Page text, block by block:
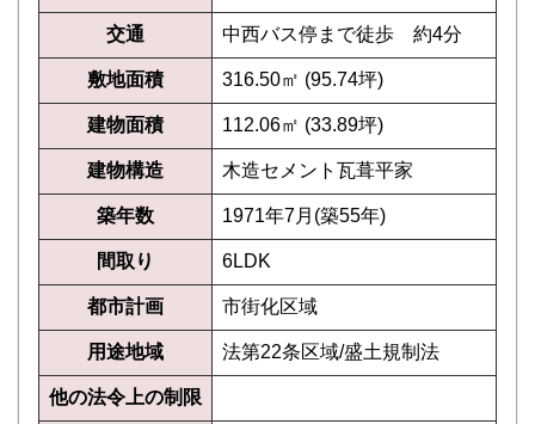
交通 中西バス停まで徒歩 約4分
敷地面積 316.50㎡ (95.74坪)
建物面積 112.06㎡ (33.89坪)
建物構造 木造セメント瓦葺平家
築年数 1971年7月(築55年)
間取り 6LDK
都市計画 市街化区域
用途地域 法第22条区域/盛土規制法
他の法令上の制限